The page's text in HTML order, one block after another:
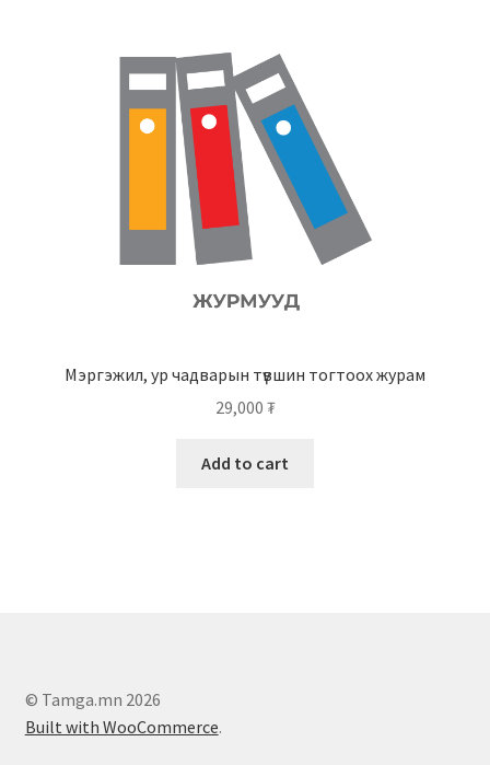
Мэргэжил, ур чадварын түвшин тогтоох журам
29,000 ₮
Add to cart
© Tamga.mn 2026
Built with WooCommerce.